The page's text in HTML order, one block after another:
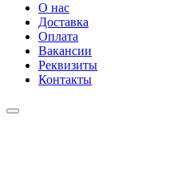
О нас
Доставка
Оплата
Вакансии
Реквизиты
Контакты